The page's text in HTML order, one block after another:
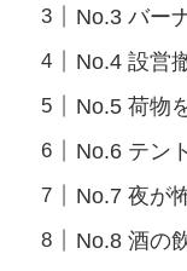
No.3 バー
No.4 設営
No.5 荷物
No.6 テン
No.7 夜が
No.8 酒の